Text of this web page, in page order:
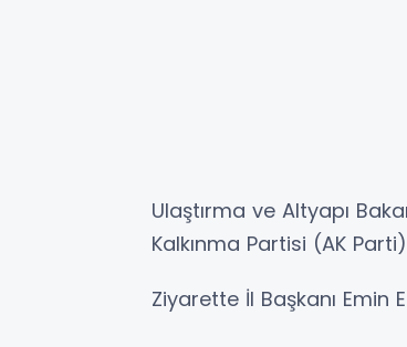
Ulaştırma ve Altyapı
Kalkınma Partisi (AK
Ziyarette İl Başkanı